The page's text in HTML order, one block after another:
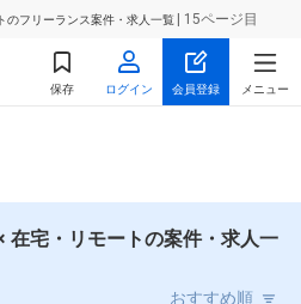
のフリーランス案件・求人一覧 | 15ページ目
保存 ログイン 会員登録 メニュー
在宅・リモートの案件・求人一